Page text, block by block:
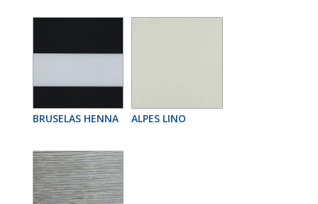
BRUSELAS HENNA ALPES LINO